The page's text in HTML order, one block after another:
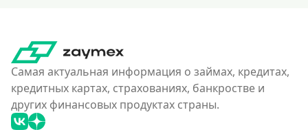
Самая актуальная информация о займах, кредитах,
кредитных картах, страхованиях, банкростве и
других финансовых продуктах страны.